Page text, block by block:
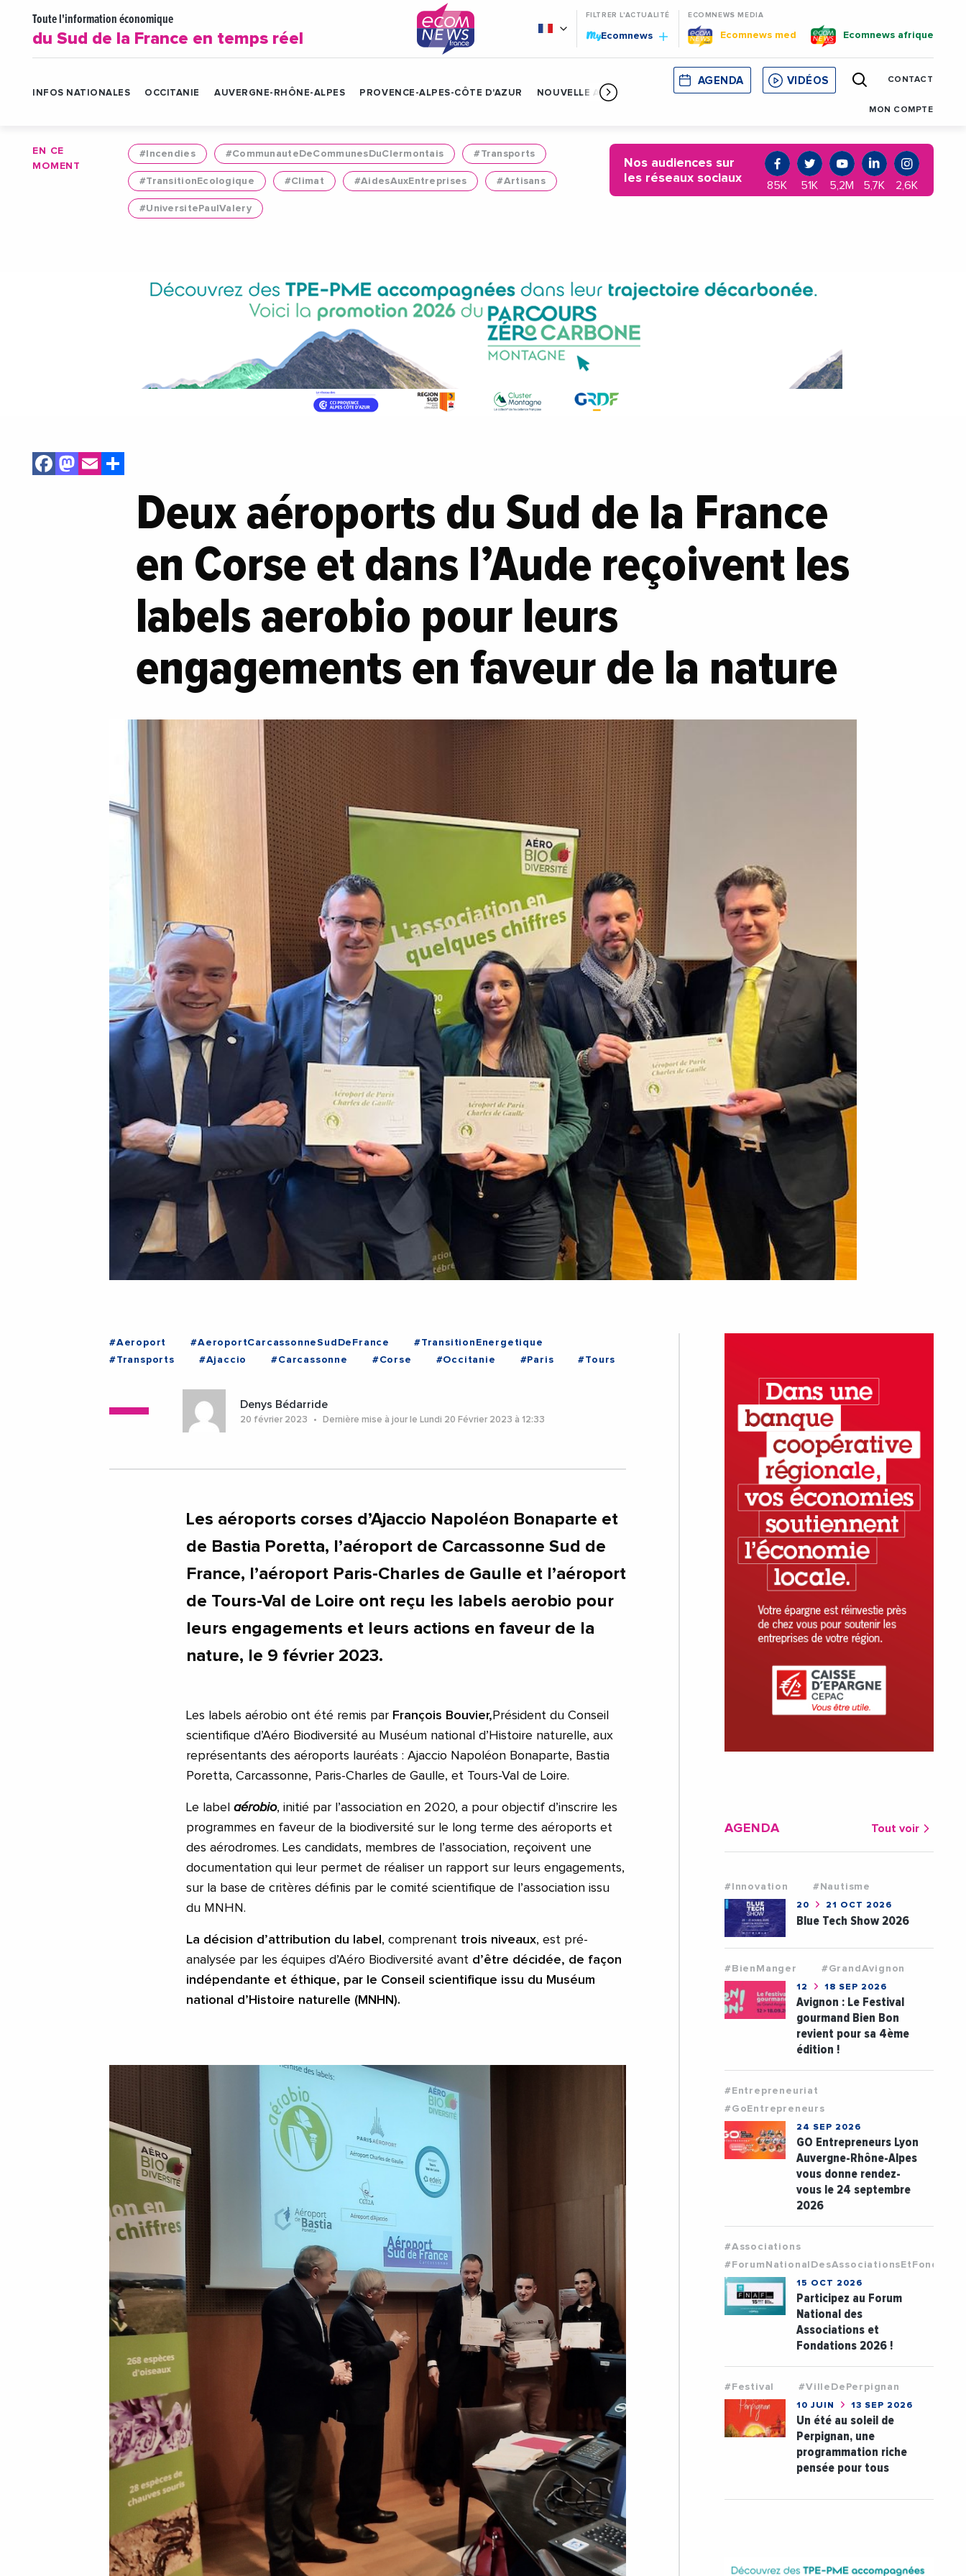
Toute l'information économique
du Sud de la France en temps réel
FILTRER L'ACTUALITÉ
MyEcomnews
ECOMNEWS MEDIA
Ecomnews med Ecomnews afrique
INFOS NATIONALES OCCITANIE AUVERGNE-RHÔNE-ALPES PROVENCE-ALPES-CÔTE D'AZUR NOUVELLE AQUITAINE CORSE MONACO CATALOGNE
AGENDA VIDÉOS CONTACT
MON COMPTE
EN CE
MOMENT
#Incendies #CommunauteDeCommunesDuClermontais #Transports
#TransitionEcologique #Climat #AidesAuxEntreprises #Artisans
#UniversitePaulValery
Nos audiences sur
les réseaux sociaux
85K 51K 5,2M 5,7K 2,6K
Facebook
Mastodon
Email
Deux aéroports du Sud de la France
en Corse et dans l’Aude reçoivent les
labels aerobio pour leurs
engagements en faveur de la nature
#Aeroport #AeroportCarcassonneSudDeFrance
#TransitionEnergetique
#Transports
#Ajaccio #Carcassonne #Corse #Occitanie #Paris #Tours
Denys Bédarride
20 février 2023 Dernière mise à jour le Lundi 20 Février 2023 à 12:33
Les aéroports corses d’Ajaccio Napoléon Bonaparte et
de Bastia Poretta, l’aéroport de Carcassonne Sud de
France, l’aéroport Paris-Charles de Gaulle et l’aéroport
de Tours-Val de Loire ont reçu les labels aerobio pour
leurs engagements et leurs actions en faveur de la
nature, le 9 février 2023.
Les labels aérobio ont été remis par François Bouvier, Président du Conseil
scientifique d’Aéro Biodiversité au Muséum national d’Histoire naturelle, aux
représentants des aéroports lauréats : Ajaccio Napoléon Bonaparte, Bastia
Poretta, Carcassonne, Paris-Charles de Gaulle, et Tours-Val de Loire.
Le label aérobio, initié par l’association en 2020, a pour objectif d’inscrire les
programmes en faveur de la biodiversité sur le long terme des aéroports et
des aérodromes. Les candidats, membres de l’association, reçoivent une
documentation qui leur permet de réaliser un rapport sur leurs engagements,
sur la base de critères définis par le comité scientifique de l’association issu
du MNHN.
La décision d’attribution du label , comprenant trois niveaux, est pré-
analysée par les équipes d’Aéro Biodiversité avant d’être décidée, de façon
indépendante et éthique, par le Conseil scientifique issu du Muséum
national d’Histoire naturelle (MNHN).
AGENDA Tout voir
#Innovation #Nautisme
20 21 OCT 2026
Blue Tech Show 2026
#BienManger #GrandAvignon
12 18 SEP 2026
Avignon : Le Festival
gourmand Bien Bon
revient pour sa 4ème
édition !
#Entrepreneuriat
#GoEntrepreneurs
24 SEP 2026
GO Entrepreneurs Lyon
Auvergne-Rhône-Alpes
vous donne rendez-
vous le 24 septembre
2026
#Associations
15 OCT 2026
Participez au Forum
National des
Associations et
Fondations 2026 !
#Festival #VilleDePerpignan
10 JUIN 13 SEP 2026
Un été au soleil de
Perpignan, une
programmation riche
pensée pour tous